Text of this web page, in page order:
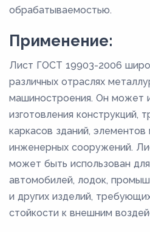
обрабатываемостью.
Применение:
Лист ГОСТ 19903-2006
различных отраслях
машиностроения. Он может
изготовления конструкций,
каркасов зданий, элементов
инженерных сооружений.
может быть использован
автомобилей, лодок,
и других изделий,
стойкости к внешним